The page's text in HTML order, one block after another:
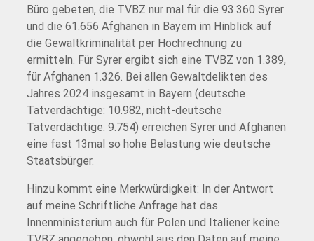
Büro gebeten, die TVBZ nur mal für die 93.360 Syrer
und die 61.656 Afghanen in Bayern im Hinblick auf
die Gewaltkriminalität per Hochrechnung zu
ermitteln. Für Syrer ergibt sich eine TVBZ von 1.389,
für Afghanen 1.326. Bei allen Gewaltdelikten des
Jahres 2024 insgesamt in Bayern (deutsche
Tatverdächtige: 10.982, nicht-deutsche
Tatverdächtige: 9.754) erreichen Syrer und Afghanen
eine fast 13mal so hohe Belastung wie deutsche
Staatsbürger.
Hinzu kommt eine Merkwürdigkeit: In der Antwort
auf meine Schriftliche Anfrage hat das
Innenministerium auch für Polen und Italiener keine